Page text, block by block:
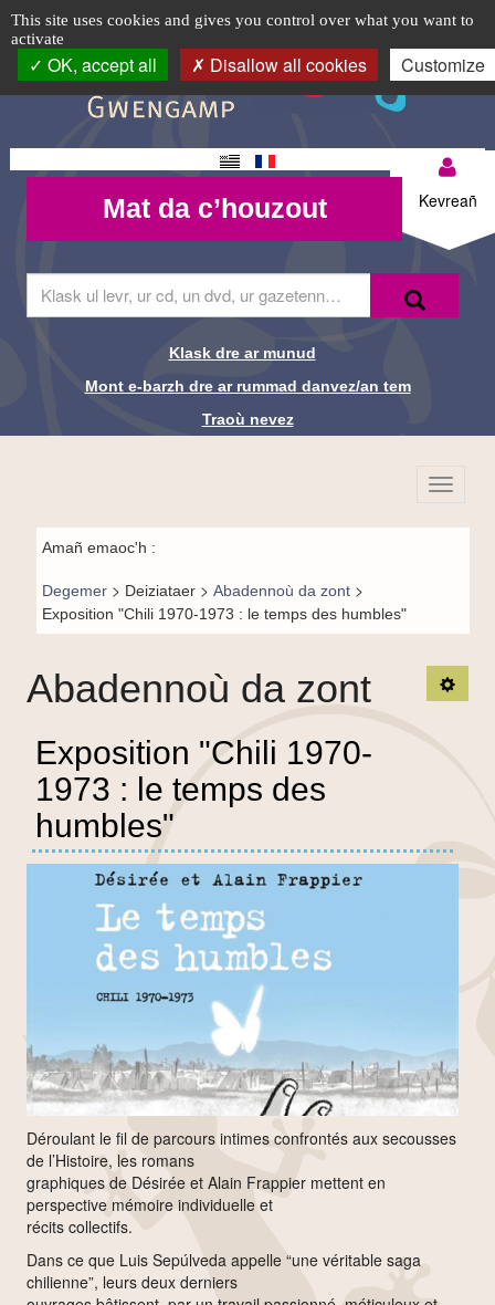
Cookie management panel
This site uses cookies and gives you control over what you want to
activate
OK, accept all Disallow all cookies Customize
TPL_C3RB_RGAA_EVITEMENT_MENU
TPL_C3RB_RGAA_EVITEMENT_CONTENT
TPL_C3RB_RGAA_EVITEMENT_LOGIN
Exposition
"Chili
1970-
1973
le
temps
des
Logo
top-
BR
Changement
de langue
Mon
compte-
Kevreañ
Mat da
c’houzout
Mat da c’houzout
Recherche-
Br
al
Liens de
Klask dre ar munud
Mont e-barzh dre ar rummad danvez/an tem
Traoù nevez
BR-fr
Fil de
navigation-
BR
Amañ emaoc'h :
Degemer > Deiziataer > Abadennoù da zont >
Exposition "Chili 1970-1973 : le temps des humbles"
Abadennoù da zont
Exposition "Chili 1970-
1973 : le temps des
humbles"
Déroulant le fil de parcours intimes confrontés aux secousses
de l’Histoire, les romans
graphiques de Désirée et Alain Frappier mettent en
perspective mémoire individuelle et
récits collectifs.
Dans ce que Luis Sepúlveda appelle “une véritable saga
chilienne”, leurs deux derniers